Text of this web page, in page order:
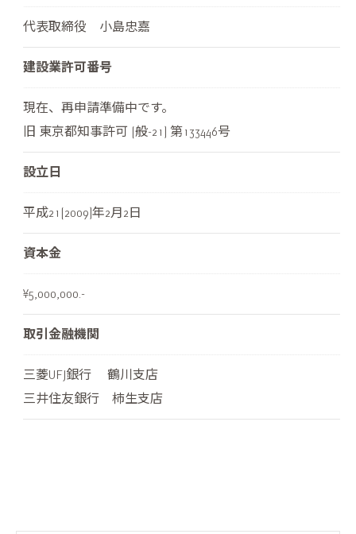
代表取締役 小島忠嘉
建設業許可番号
現在、再申請準備中です。
旧 東京都知事許可 (般-21) 第133446号
設立日
平成21(2009)年2月2日
資本金
¥5,000,000.-
取引金融機関
三菱UFJ銀行 鶴川支店
三井住友銀行 柿生支店